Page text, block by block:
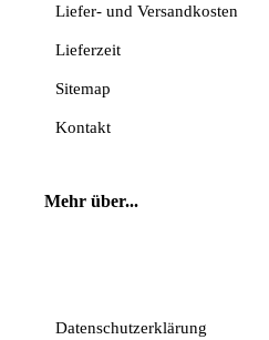
Liefer- und Versandkosten
Lieferzeit
Sitemap
Kontakt
Mehr über...
Datenschutzerklärung